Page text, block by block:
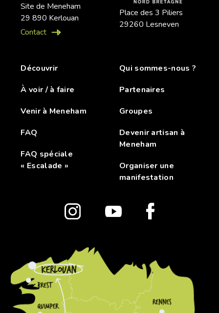
Site de Meneham
29 890 Kerlouan
Contact
Place des 3 Piliers
29260 Lesneven
Découvrir
À voir / à faire
Venir à Meneham
FAQ
FAQ spéciale
« Escalade »
Qui sommes-nous ?
Partenaires
Groupes
Devenir artisan à
Meneham
Organiser une
manifestation